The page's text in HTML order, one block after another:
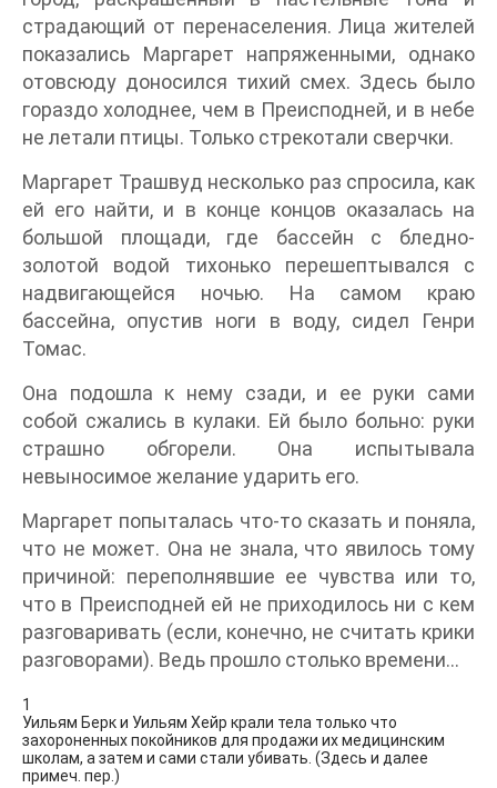
страдающий от перенаселения. Лица жителей
показались Маргарет напряженными, однако
отовсюду доносился тихий смех. Здесь было
гораздо холоднее, чем в Преисподней, и в небе
не летали птицы. Только стрекотали сверчки.
Маргарет Трашвуд несколько раз спросила, как
ей его найти, и в конце концов оказалась на
большой площади, где бассейн с бледно-
золотой водой тихонько перешептывался с
надвигающейся ночью. На самом краю
бассейна, опустив ноги в воду, сидел Генри
Томас.
Она подошла к нему сзади, и ее руки сами
собой сжались в кулаки. Ей было больно: руки
страшно обгорели. Она испытывала
невыносимое желание ударить его.
Маргарет попыталась что-то сказать и поняла,
что не может. Она не знала, что явилось тому
причиной: переполнявшие ее чувства или то,
что в Преисподней ей не приходилось ни с кем
разговаривать (если, конечно, не считать крики
разговорами). Ведь прошло столько времени…
1
Уильям Берк и Уильям Хейр крали тела только что
захороненных покойников для продажи их медицинским
школам, а затем и сами стали убивать. (Здесь и далее
примеч. пер.)